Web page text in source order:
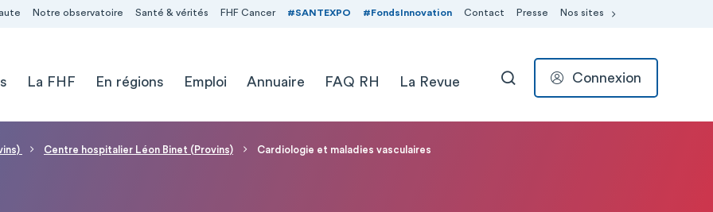
Notre observatoire Santé & vérités FHF Cancer #SANTEXPO #FondsInnovation Contact Presse Nos sites
La FHF En régions Emploi Annuaire FAQ RH La Revue RECHERCHER
Connexion
Centre hospitalier Léon Binet (Provins) Cardiologie et maladies vasculaires